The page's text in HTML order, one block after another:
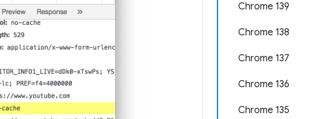
Chrome 139
Chrome 138
Chrome 137
Chrome 136
Chrome 135